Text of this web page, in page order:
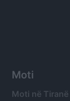
Moti
Moti në Tiranë